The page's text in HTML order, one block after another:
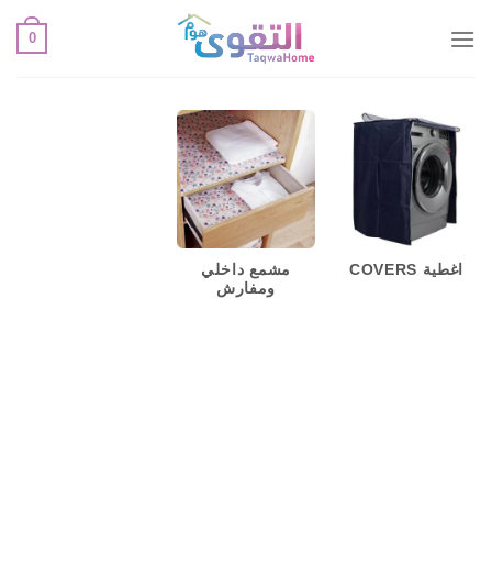
للمحتوى
0
اغطية COVERS
مشمع داخلي
ومفارش